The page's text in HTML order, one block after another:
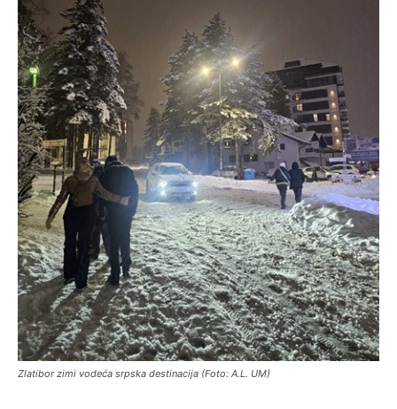
Zlatibor zimi vodeća srpska destinacija (Foto: A.L. UM)